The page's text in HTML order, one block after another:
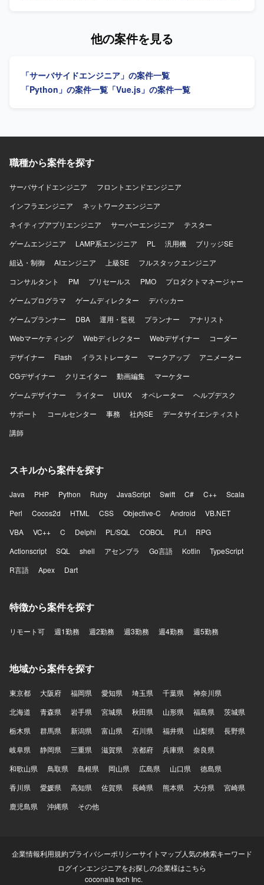
ンジニアリング以外の手法も含む）を検討し意思決定でき
で、テストエンジニアリングをリードしながら品質プロセ
スの構築から関わることができます。CI基盤やテスト自動
としてAndroid Jetpack、Kotlin coroutines、Appium、
はGithub ActionsやBitriseを利用しています。
他の案件を見る
「サーバサイドエンジニア」の案件一覧
「Python」の案件一覧 「Vue.js」の案件一覧
職種から案件を探す
サーバサイドエンジニア
フロントエンドエンジニア
インフラエンジニア
ネットワークエンジニア
ネイティブアプリエンジニア
サーバーエンジニア
テスター
ゲームエンジニア
LAMP系エンジニア PL 汎用機
ブリッジSE
組込・制御
AIエンジニア 上級SE
フルスタックエンジニア
コンサルタント
PM プリセールス PMO
プロダクトマネージャー
ゲームプログラマ
ゲームディレクター
デバッカー
ゲームプランナー
DBA 運用・監視 プランナー
アナリスト
Webマーケティング
Webディレクター Webデザイナー
コーダー
デザイナー
Flash イラストレーター マークアップ
アニメーター
CGデザイナー
クリエイター 動画編集
マーケター
ゲームデザイナー
ライター UI/UX オペレーター
ヘルプデスク
サポート
コールセンター 事務 社内SE
データサイエンティスト
講師
スキルから案件を探す
Java PHP Python Ruby JavaScript Swift C# C++
Scala
Perl
Cocos2d HTML CSS Objective-C Android
VB.NET
VBA
VC++ C Delphi PL/SQL COBOL PL/I
RPG
Actionscript
SQL shell アセンブラ Go言語 Kotlin
TypeScript
R言語
Apex Dart
特徴から案件を探す
リモート可 週1勤務 週2勤務 週3勤務 週4勤務 週5勤務
地域から案件を探す
東京都 大阪府 福岡県 愛知県 埼玉県 千葉県
神奈川県
北海道
青森県 岩手県 宮城県 秋田県 山形県 福島県
茨城県
栃木県
群馬県 新潟県 富山県 石川県 福井県 山梨県
長野県
岐阜県
静岡県 三重県 滋賀県 京都府 兵庫県
奈良県
和歌山県
鳥取県 島根県 岡山県 広島県 山口県
徳島県
香川県
愛媛県 高知県 佐賀県 長崎県 熊本県 大分県
宮崎県
鹿児島県
沖縄県 その他
企業情報利用規約プライバシーポリシーサイトマップ人気の検索キーワード
ログインエンジニアをお探しの企業様はこちら
coconala tech Inc.